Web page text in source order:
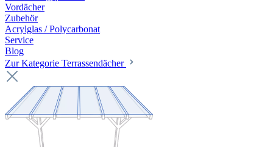
Vordächer
Zubehör
Acrylglas / Polycarbonat
Service
Blog
Zur Kategorie Terrassendächer